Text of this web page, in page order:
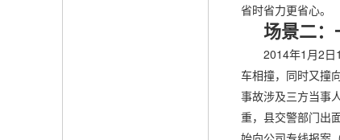
省时省力更省心。
场景二
2014年1月2日15
车相撞，同时又撞
事故涉及三方当事
重，县交警部门出